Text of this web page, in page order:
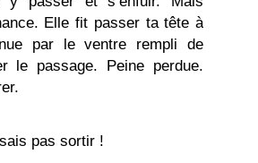
Elle fit passer ta tête à
par le ventre rempli de
le passage. Peine perdue.
pas sortir !